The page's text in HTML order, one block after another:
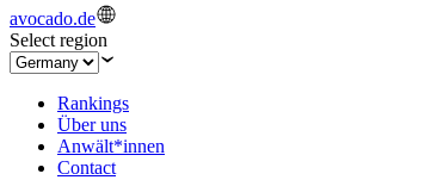
avocado.de
Select region
Rankings
Über uns
Anwält*innen
Contact